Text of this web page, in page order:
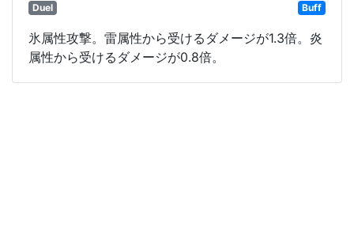
Duel Buff
氷属性攻撃。雷属性から受けるダメージが1.3倍。炎
属性から受けるダメージが0.8倍。